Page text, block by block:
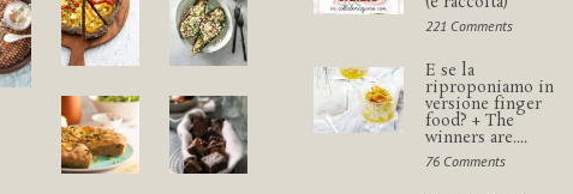
221 Comments
E se la
riproponiamo in
versione finger
food? + The
winners are....
76 Comments